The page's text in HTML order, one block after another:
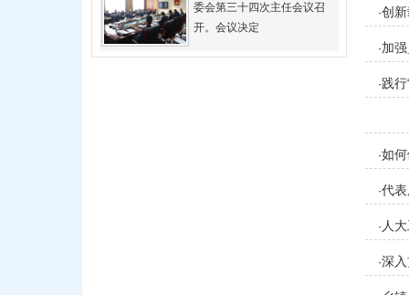
委会第三十四次主任会议召
开。会议决定
·创
·加
·践
·如
·代
· 人
·深